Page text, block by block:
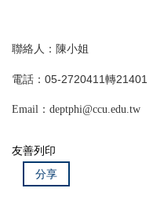
聯絡人：陳小姐
電話：05-2720411轉21401
Email：deptphi@ccu.edu.tw
友善列印
分享